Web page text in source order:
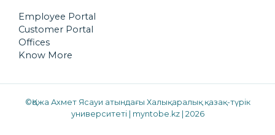
Employee Portal
Customer Portal
Offices
Know More
©Қожа Ахмет Ясауи атындағы Халықаралық қазақ-түрік
университеті | myntobe.kz | 2026